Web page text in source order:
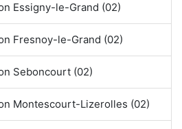
Essigny-le-Grand (02)
Fresnoy-le-Grand (02)
Seboncourt (02)
Montescourt-Lizerolles (02)